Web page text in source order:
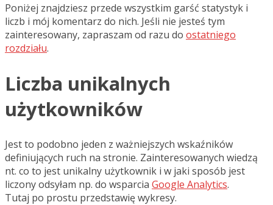
Poniżej znajdziesz przede wszystkim garść statystyk i
liczb i mój komentarz do nich. Jeśli nie jesteś tym
zainteresowany, zapraszam od razu do ostatniego
rozdziału.
Liczba unikalnych
użytkowników
Jest to podobno jeden z ważniejszych wskaźników
definiujących ruch na stronie. Zainteresowanych wiedzą
nt. co to jest unikalny użytkownik i w jaki sposób jest
liczony odsyłam np. do wsparcia Google Analytics.
Tutaj po prostu przedstawię wykresy.